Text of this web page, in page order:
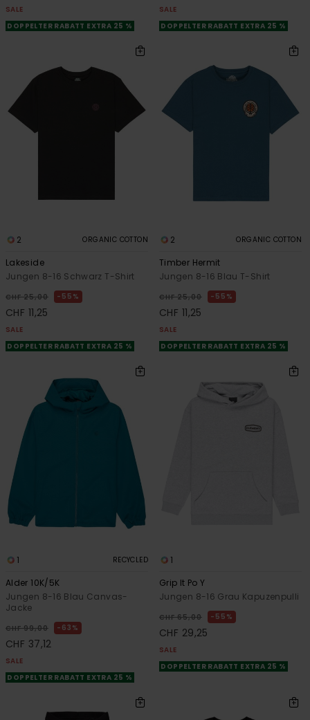
SALE
DOPPELTER RABATT EXTRA 25 %
SALE
DOPPELTER RABATT EXTRA 25 %
2 ORGANIC COTTON
Lakeside
Jungen 8-16 Schwarz T-Shirt
CHF 25,00 55%
CHF 11,25
SALE
DOPPELTER RABATT EXTRA 25 %
2 ORGANIC COTTON
Timber Hermit
Jungen 8-16 Blau T-Shirt
CHF 25,00 55%
CHF 11,25
SALE
DOPPELTER RABATT EXTRA 25 %
1 RECYCLED
Alder 10K/5K
Jungen 8-16 Blau Canvas-
Jacke
CHF 99,00 63%
CHF 37,12
SALE
DOPPELTER RABATT EXTRA 25 %
1
Grip It Po Y
Jungen 8-16 Grau Kapuzenpulli
CHF 65,00 55%
CHF 29,25
SALE
DOPPELTER RABATT EXTRA 25 %